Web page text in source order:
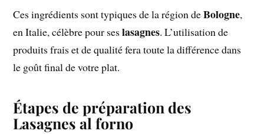
Ces ingrédients sont typiques de la région deBologne,
en Italie, célèbre pour seslasagnes. L’utilisation de
produits frais et de qualité fera toute la différence dans
le goût final de votre plat.
Étapes de préparation des
Lasagnes al forno